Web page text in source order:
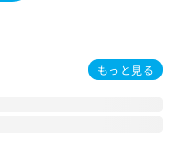
もっと見る